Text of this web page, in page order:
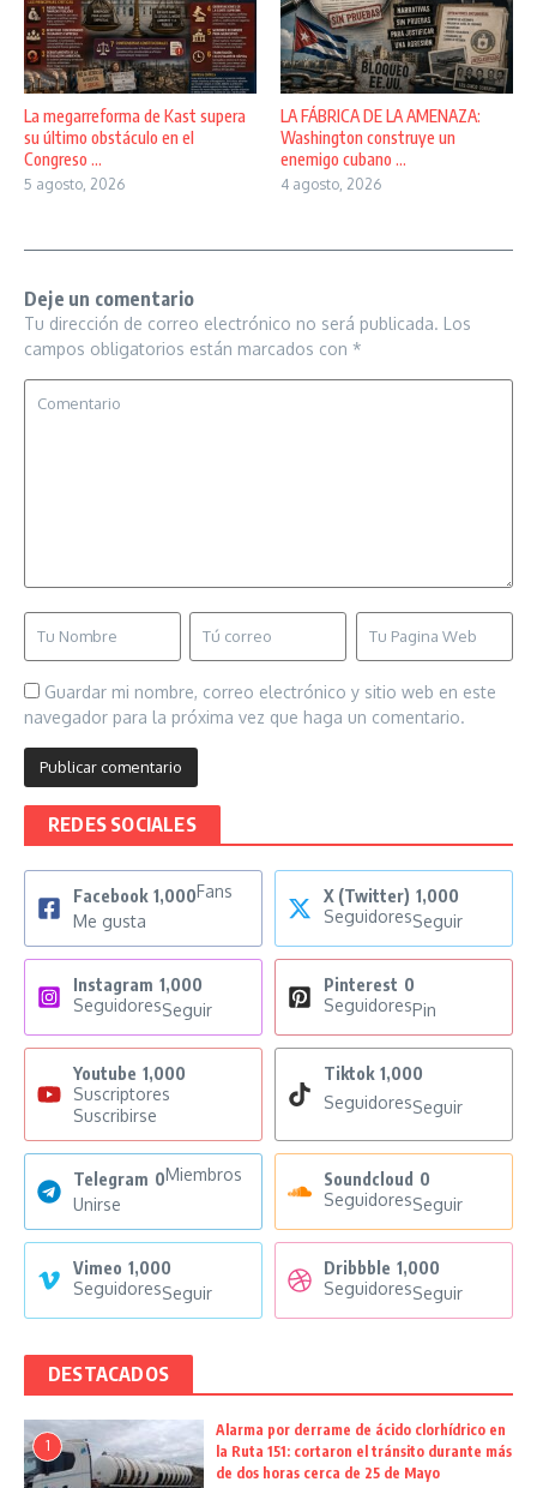
La megarreforma de Kast supera
su último obstáculo en el
Congreso ...
5 agosto, 2026
LA FÁBRICA DE LA AMENAZA:
Washington construye un
enemigo cubano ...
4 agosto, 2026
Deje un comentario
Tu dirección de correo electrónico no será publicada. Los
campos obligatorios están marcados con *
Guardar mi nombre, correo electrónico y sitio web en este
navegador para la próxima vez que haga un comentario.
REDES SOCIALES
Facebook 1,000Fans
Me gusta
X (Twitter) 1,000
SeguidoresSeguir
Instagram 1,000
SeguidoresSeguir
Pinterest 0
SeguidoresPin
Youtube 1,000
Suscriptores
Suscribirse
Tiktok 1,000
SeguidoresSeguir
Telegram 0Miembros
Unirse
Soundcloud 0
SeguidoresSeguir
Vimeo 1,000
SeguidoresSeguir
Dribbble 1,000
SeguidoresSeguir
DESTACADOS
1
Alarma por derrame de ácido clorhídrico en
la Ruta 151: cortaron el tránsito durante más
de dos horas cerca de 25 de Mayo